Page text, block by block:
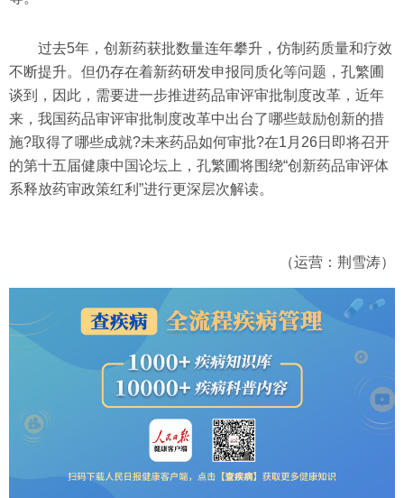
过去5年，创新药获批数量连年攀升，仿制药质量和疗效
不断提升。但仍存在着新药研发申报同质化等问题，孔繁圃
谈到，因此，需要进一步推进药品审评审批制度改革，近年
来，我国药品审评审批制度改革中出台了哪些鼓励创新的措
施?取得了哪些成就?未来药品如何审批?在1月26日即将召开
的第十五届健康中国论坛上，孔繁圃将围绕“创新药品审评体
系释放药审政策红利”进行更深层次解读。
（运营：荆雪涛）